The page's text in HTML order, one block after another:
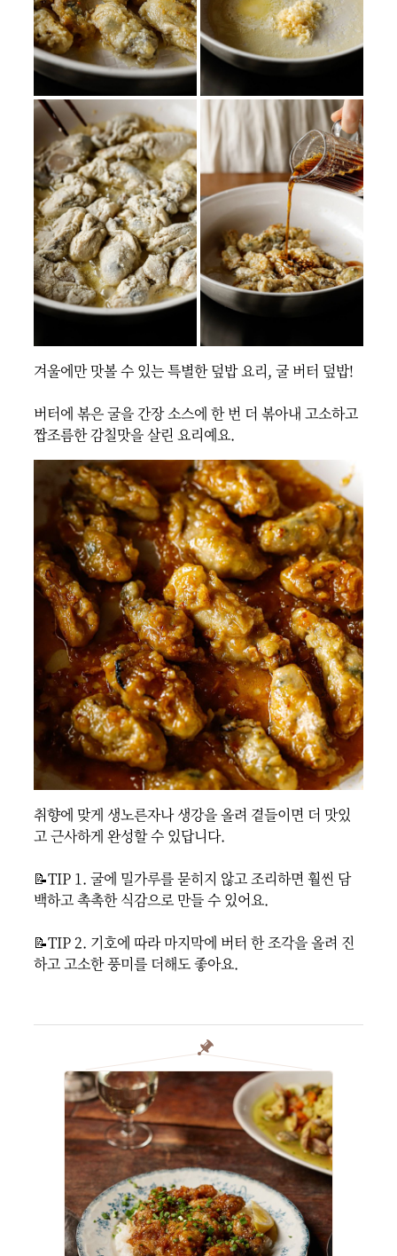
겨울에만 맛볼 수 있는 특별한 덮밥 요리, 굴 버터 덮밥!
버터에 볶은 굴을 간장 소스에 한 번 더 볶아내 고소하고
짭조름한 감칠맛을 살린 요리예요.
취향에 맞게 생노른자나 생강을 올려 곁들이면 더 맛있
고 근사하게 완성할 수 있답니다.
📝TIP 1. 굴에 밀가루를 묻히지 않고 조리하면 훨씬 담
백하고 촉촉한 식감으로 만들 수 있어요.
📝TIP 2. 기호에 따라 마지막에 버터 한 조각을 올려 진
하고 고소한 풍미를 더해도 좋아요.